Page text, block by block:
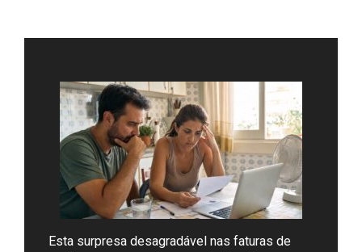
Esta surpresa desagradável nas faturas de